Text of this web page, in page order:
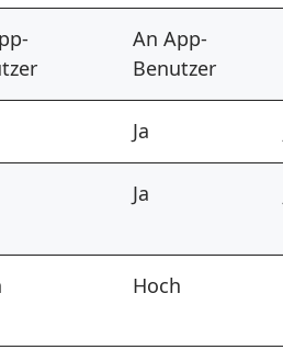
An App-
Benutzer
Ja
Ja
Hoch